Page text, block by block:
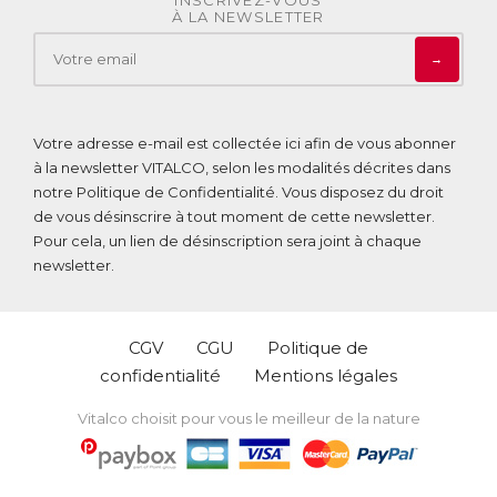
À LA NEWSLETTER
→
Votre adresse e-mail est collectée ici afin de vous abonner
à la newsletter VITALCO, selon les modalités décrites dans
notre Politique de Confidentialité. Vous disposez du droit
de vous désinscrire à tout moment de cette newsletter.
Pour cela, un lien de désinscription sera joint à chaque
newsletter.
CGV CGU
Politique de
confidentialité
Mentions légales
Vitalco choisit pour vous le meilleur de la nature